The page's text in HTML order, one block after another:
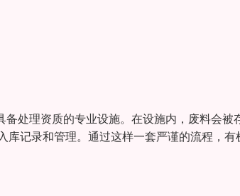
处理资质的专业设施。在设施内，废料会被
库记录和管理。通过这样一套严谨的流程，有